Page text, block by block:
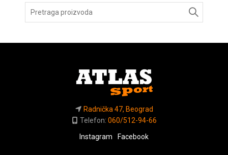
Radnička 47, Beograd
Telefon: 060/512-94-66
Instagram
Facebook